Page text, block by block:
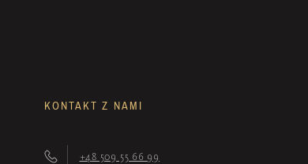
KONTAKT Z NAMI
+48 509 55 66 99